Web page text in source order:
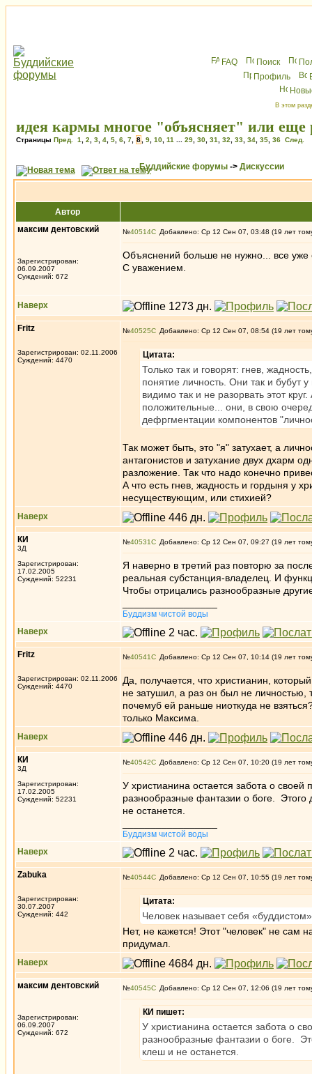
FAQ Поиск
Профиль
В этом
идея кармы многое "объясняет" или еще
Страницы Пред. 1 2 3 4 5 6 7 8 9 10 11 29 30 31 32 33 34 35 36 След.
Буддийские форумы -> Дискуссии
Автор
максим дентовский
Зарегистрирован:
06.09.2007
Суждений: 672
№40514 Добавлено: Ср 12 Сен 07, 03:48 (19 лет
Объяснений больше не нужно... все уже
С уважением.
Наверх
Fritz
Зарегистрирован: 02.11.2006
Суждений: 4470
№40525 Добавлено: Ср 12 Сен 07, 08:54 (19 лет
Цитата:
Только так и говорят: гнев,
понятие личность. Они так и
видимо так и не разорвать этот
положительные... они, в свою
дефргментации компонентов
Так может быть, это "я" затухает, а
антагонистов и затухание двух дхарм
разложение. Так что надо конечно
А что есть гнев, жадность и гордыня у
несуществующим, или стихией?
Наверх
КИ
3Д
Зарегистрирован:
17.02.2005
Суждений: 52231
№40531 Добавлено: Ср 12 Сен 07, 09:27 (19 лет
Я наверно в третий раз повторю за
реальная субстанция-владелец. И
Чтобы отрицались разнообразные
Буддизм чистой воды
Наверх
Fritz
Зарегистрирован: 02.11.2006
Суждений: 4470
№40541 Добавлено: Ср 12 Сен 07, 10:14 (19 лет
Да, получается, что христианин,
не затушил, а раз он был не личностью,
почемуб ей раньше ниоткуда не
только Максима.
Наверх
КИ
3Д
Зарегистрирован:
17.02.2005
Суждений: 52231
№40542 Добавлено: Ср 12 Сен 07, 10:20 (19 лет
У христианина остается забота о
разнообразные фантазии о боге. Этого
не останется.
Буддизм чистой воды
Наверх
Zabuka
Зарегистрирован:
30.07.2007
Суждений: 442
№40544 Добавлено: Ср 12 Сен 07, 10:55 (19 лет
Цитата:
Человек называет себя
Нет, не кажется! Этот "человек" не сам
придумал.
Наверх
максим дентовский
Зарегистрирован:
06.09.2007
Суждений: 672
№40545 Добавлено: Ср 12 Сен 07, 12:06 (19 лет
КИ пишет:
У христианина остается забота о
разнообразные фантазии о боге.
клеш и не останется.